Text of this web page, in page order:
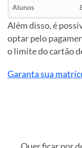
Alunos
Além disso, é
optar pelo
o limite do cartão
Garanta sua